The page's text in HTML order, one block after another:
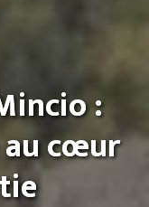
:
au cœur